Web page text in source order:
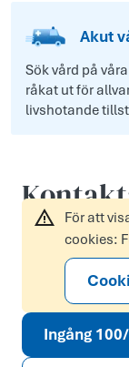
Akut
Sök vård på
råkat ut för
livshotande
För att
cookies:
Ingång